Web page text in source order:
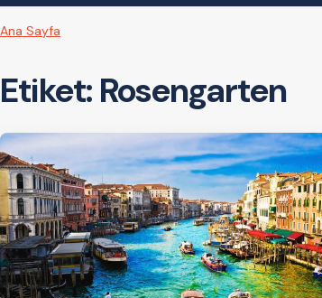
Ana Sayfa
Etiket: Rosengarten